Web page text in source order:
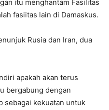
itu menghantam Fasilitas
fasiitas lain di Damaskus.
Rusia dan Iran, dua
apakah akan terus
bergabung dengan
sebagai kekuatan untuk